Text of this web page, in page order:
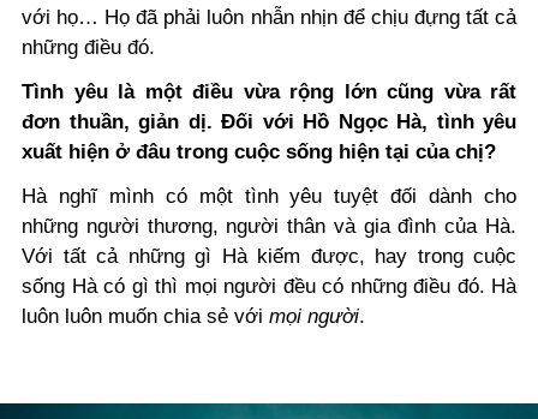
với họ… Họ đã phải luôn nhẫn nhịn để chịu đựng tất cả
những điều đó.
Tình yêu là một điều vừa rộng lớn cũng vừa rất
đơn thuần, giản dị. Đối với Hồ Ngọc Hà, tình yêu
xuất hiện ở đâu trong cuộc sống hiện tại của chị?
Hà nghĩ mình có một tình yêu tuyệt đối dành cho
những người thương, người thân và gia đình của Hà.
Với tất cả những gì Hà kiếm được, hay trong cuộc
sống Hà có gì thì mọi người đều có những điều đó. Hà
luôn luôn muốn chia sẻ với mọi người.